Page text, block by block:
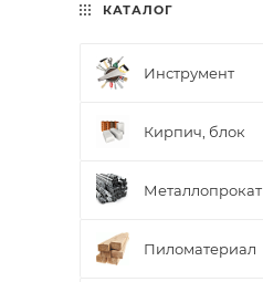
КАТАЛОГ
Инструмент
Кирпич, блок
Металлопрокат
Пиломатериал